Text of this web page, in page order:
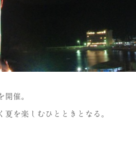
開催。
を楽しむひとときとなる。